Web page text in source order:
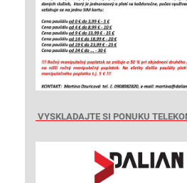
VYSKLADAJTE SI PONUKU